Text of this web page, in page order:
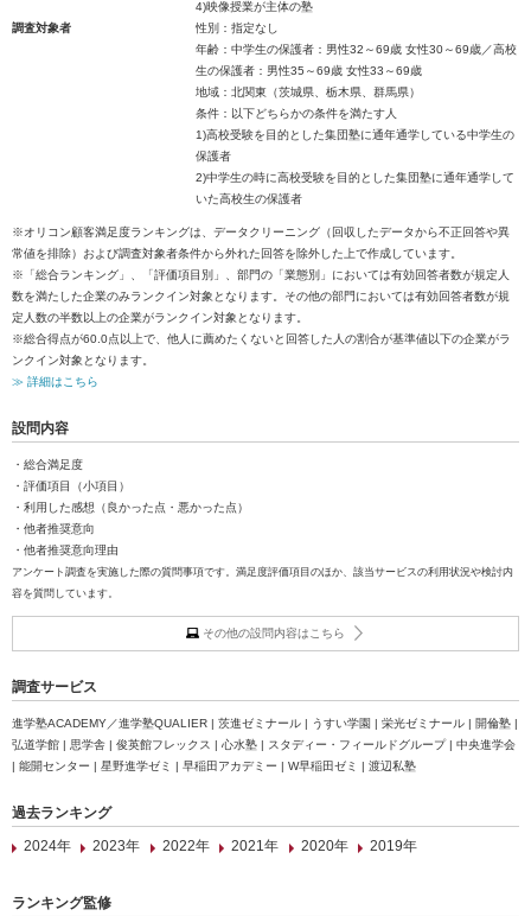
4)映像授業が主体の塾
調査対象者
性別：指定なし
年齢：中学生の保護者：男性32～69歳 女性30～69歳／高校
生の保護者：男性35～69歳 女性33～69歳
地域：北関東（茨城県、栃木県、群馬県）
条件：以下どちらかの条件を満たす人
1)高校受験を目的とした集団塾に通年通学している中学生の
保護者
2)中学生の時に高校受験を目的とした集団塾に通年通学して
いた高校生の保護者
※オリコン顧客満足度ランキングは、データクリーニング（回収したデータから不正回答や異
常値を排除）および調査対象者条件から外れた回答を除外した上で作成しています。
※「総合ランキング」、「評価項目別」、部門の「業態別」においては有効回答者数が規定人
数を満たした企業のみランクイン対象となります。その他の部門においては有効回答者数が規
定人数の半数以上の企業がランクイン対象となります。
※総合得点が60.0点以上で、他人に薦めたくないと回答した人の割合が基準値以下の企業がラ
ンクイン対象となります。
≫ 詳細はこちら
設問内容
・総合満足度
・評価項目（小項目）
・利用した感想（良かった点・悪かった点）
・他者推奨意向
・他者推奨意向理由
アンケート調査を実施した際の質問事項です。満足度評価項目のほか、該当サービスの利用状況や検討内
容を質問しています。
その他の設問内容はこちら
調査サービス
進学塾ACADEMY／進学塾QUALIER | 茨進ゼミナール | うすい学園 | 栄光ゼミナール | 開倫塾 |
弘道学館 | 思学舎 | 俊英館フレックス | 心水塾 | スタディー・フィールドグループ | 中央進学会
| 能開センター | 星野進学ゼミ | 早稲田アカデミー | W早稲田ゼミ | 渡辺私塾
過去ランキング
2024年
2023年 2022年 2021年 2020年 2019年
ランキング監修